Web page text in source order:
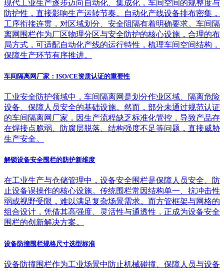
现代工业生产逐步迈向自动化、集成化，车间空间的规整度与
防护性，直接影响生产运转节奏。自动化产线设备排布密集，
工序衔接连贯，对区域划分、安全阻隔有着明确要求。车间隔
离网围栏作为厂区物理分区与安全防护的核心设施，合理的布
局方式，可适配自动化产线的运行特性，梳理车间空间结构，
保障生产环节有序推进。
车间隔离网厂家：ISO/CE资质认证的重要性
工业安全防护领域中，车间隔离网是划分作业区域、隔离危险
设备、保障人员安全的基础设施。然而，部分未通过规范认证
的车间隔离网厂家，因生产流程缺乏标准化管控，导致产品存
在焊接点脆弱、防腐层脱落、结构强度不足等问题，直接威胁
生产安全。
解锁设备安全围栏的防护新维度
在工业生产与仓储管理中，设备安全围栏是保障人员安全、防
止设备误操作的核心设施。传统围栏常因结构单一、抗冲击性
弱或视野受限，难以满足复杂场景需求。而方管框架与网格的
组合设计，凭借其高强度、灵活性与通透性，正成为设备安全
围栏的创新解决方案。
设备防撞围栏规格尺寸选型标准
设备防撞围栏作为工业场景中防止机械碰撞、保障人员与设备